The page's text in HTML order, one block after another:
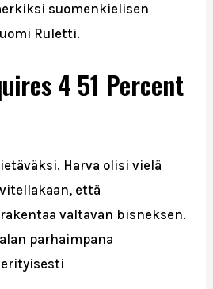
suomenkielisen
Ruletti.
4 51 Percent
Harva olisi vielä
että
valtavan bisneksen.
parhaimpana